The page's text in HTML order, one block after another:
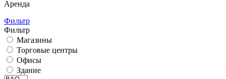
Аренда
Фильтр
Фильтр
Магазины
Торговые центры
Офисы
Здание